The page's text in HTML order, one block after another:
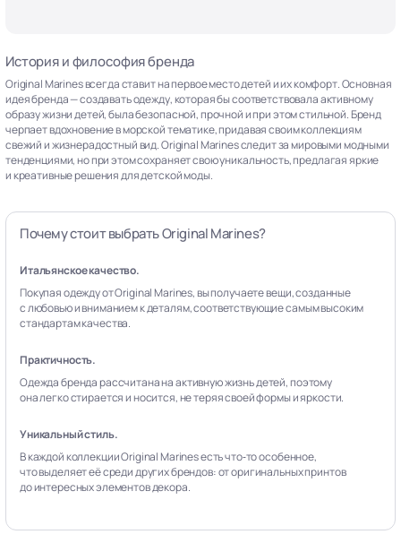
История и философия бренда
Original Marines всегда ставит на первое место детей и их комфорт. Основная
идея бренда — создавать одежду, которая бы соответствовала активному
образу жизни детей, была безопасной, прочной и при этом стильной. Бренд
черпает вдохновение в морской тематике, придавая своим коллекциям
свежий и жизнерадостный вид. Original Marines следит за мировыми модными
тенденциями, но при этом сохраняет свою уникальность, предлагая яркие
и креативные решения для детской моды.
Почему стоит выбрать Original Marines?
Итальянское качество.
Покупая одежду от Original Marines, вы получаете вещи, созданные
с любовью и вниманием к деталям, соответствующие самым высоким
стандартам качества.
Практичность.
Одежда бренда рассчитана на активную жизнь детей, поэтому
она легко стирается и носится, не теряя своей формы и яркости.
Уникальный стиль.
В каждой коллекции Original Marines есть что‑то особенное,
что выделяет её среди других брендов: от оригинальных принтов
до интересных элементов декора.